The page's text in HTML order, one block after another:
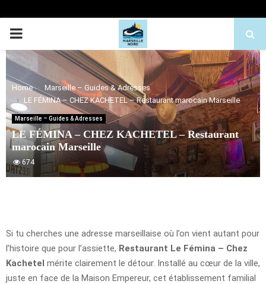
PRIMARY
MENU
Home
Marseille – Guides & Adresses
LE FÉMINA – CHEZ KACHETEL – Restaurant marocain Marseille
Marseille – Guides & Adresses
LE FÉMINA – CHEZ KACHETEL – Restaurant
marocain Marseille
674
Si tu cherches une adresse marseillaise où l’on vient autant pour
l’histoire que pour l’assiette, Restaurant Le Fémina – Chez
Kachetel mérite clairement le détour. Installé au cœur de la ville,
juste en face de la Maison Empereur, cet établissement familial